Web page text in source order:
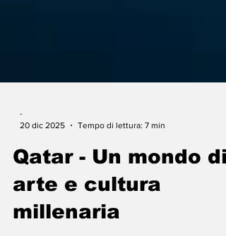
-
20 dic 2025
Tempo di lettura: 7 min
Qatar - Un mondo di